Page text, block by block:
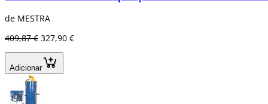
de MESTRA
409,87 € 327,90 €
Adicionar